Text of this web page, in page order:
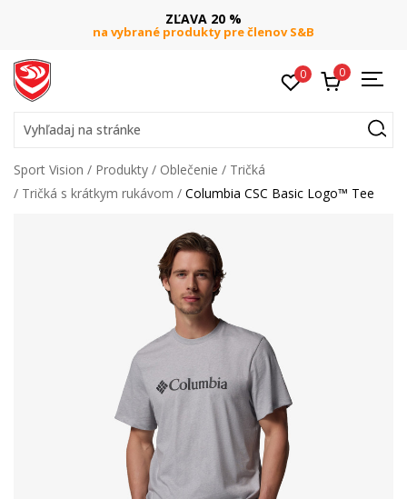
ZĽAVA 20 %
na vybrané produkty pre členov S&B
0 0
Vyhľadaj na stránke
Sport Vision Produkty Oblečenie
Tričká
Tričká s krátkym rukávom
Columbia CSC Basic Logo™ Tee